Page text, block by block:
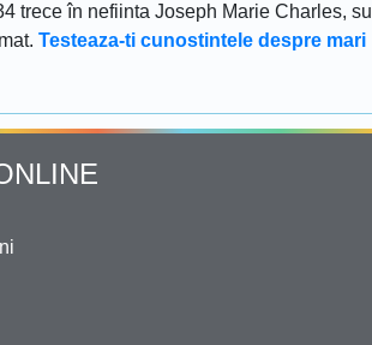
trece în nefiinta Joseph Marie Charles,
Testeaza-ti cunostintele despre